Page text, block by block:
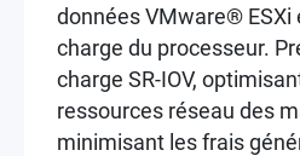
données VMware® ESXi
charge du processeur.
charge SR-IOV,
ressources réseau des
minimisant les frais